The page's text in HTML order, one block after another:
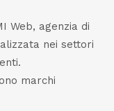
Web, agenzia di
nei settori
marchi